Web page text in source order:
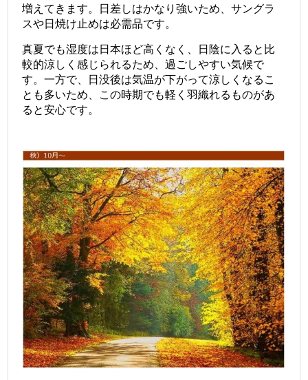
増えてきます。
日差しはかなり強いため、サングラ
スや日焼け止めは必需品です。
真夏でも湿度は日本ほど高くなく、日陰に入ると比
較的涼しく感じられるため、過ごしやすい気候で
す。一方で、日没後は気温が下がって涼しくなるこ
とも多いため、この時期でも軽く羽織れるものがあ
ると安心です。